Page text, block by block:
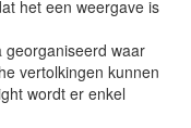
het een weergave is
georganiseerd waar
vertolkingen kunnen
wordt er enkel